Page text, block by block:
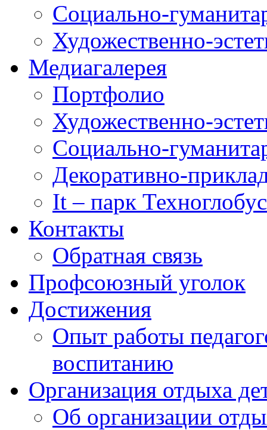
Социально-
Художественно-
Медиагалерея
Портфолио
Художественно-
Социально-
Декоративно-
It – парк Техноглобус
Контакты
Обратная связь
Профсоюзный уголок
Достижения
Опыт работы
воспитанию
Организация отдыха
Об организации